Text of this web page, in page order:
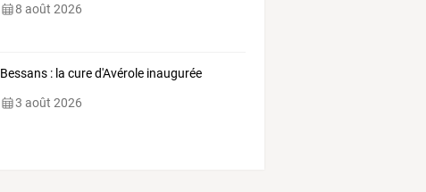
8 août 2026
Bessans : la cure d'Avérole inaugurée
3 août 2026